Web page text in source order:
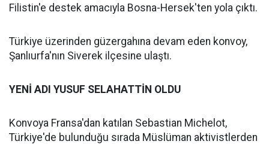
Filistin'e destek amacıyla Bosna-Hersek'ten yola çıktı.
Türkiye üzerinden güzergahına devam eden konvoy,
Şanlıurfa'nın Siverek ilçesine ulaştı.
YENİ ADI YUSUF SELAHATTİN OLDU
Konvoya Fransa'dan katılan Sebastian Michelot,
Türkiye'de bulunduğu sırada Müslüman aktivistlerden